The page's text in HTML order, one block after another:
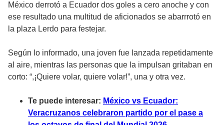
México derrotó a Ecuador dos goles a cero anoche y con
ese resultado una multitud de aficionados se abarrrotó en
la plaza Lerdo para festejar.
Según lo informado, una joven fue lanzada repetidamente
al aire, mientras las personas que la impulsan gritaban en
corto: “,¡Quiere volar, quiere volar!”, una y otra vez.
Te puede interesar: México vs Ecuador:
Veracruzanos celebraron partido por el pase a